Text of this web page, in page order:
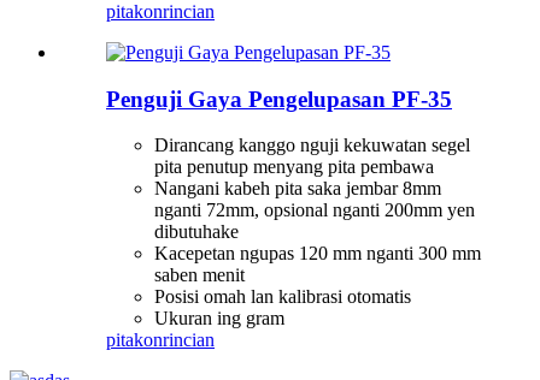
pitakonrincian
Penguji Gaya Pengelupasan PF-35
Dirancang kanggo nguji kekuwatan segel
pita penutup menyang pita pembawa
Nangani kabeh pita saka jembar 8mm
nganti 72mm, opsional nganti 200mm yen
dibutuhake
Kacepetan ngupas 120 mm nganti 300 mm
saben menit
Posisi omah lan kalibrasi otomatis
Ukuran ing gram
pitakonrincian